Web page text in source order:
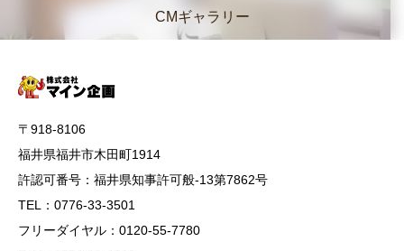
CMギャラリー
〒918-8106
福井県福井市木田町1914
許認可番号：福井県知事許可般-13第7862号
TEL：0776-33-3501
フリーダイヤル：0120-55-7780